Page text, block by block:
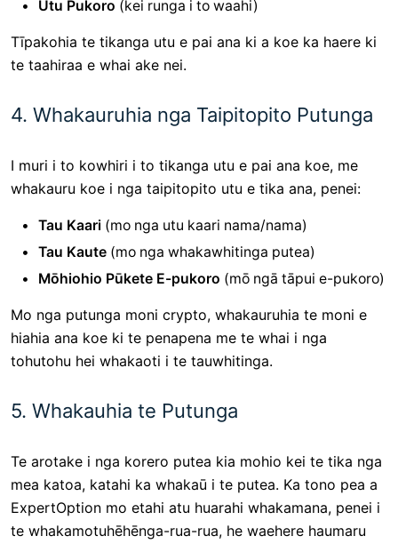
Utu Pukoro (kei runga i to waahi)
Tīpakohia te tikanga utu e pai ana ki a koe ka haere ki
te taahiraa e whai ake nei.
4. Whakauruhia nga Taipitopito Putunga
I muri i to kowhiri i to tikanga utu e pai ana koe, me
whakauru koe i nga taipitopito utu e tika ana, penei:
Tau Kaari (mo nga utu kaari nama/nama)
Tau Kaute (mo nga whakawhitinga putea)
Mōhiohio Pūkete E-pukoro (mō ngā tāpui e-pukoro)
Mo nga putunga moni crypto, whakauruhia te moni e
hiahia ana koe ki te penapena me te whai i nga
tohutohu hei whakaoti i te tauwhitinga.
5. Whakauhia te Putunga
Te arotake i nga korero putea kia mohio kei te tika nga
mea katoa, katahi ka whakaū i te putea. Ka tono pea a
ExpertOption mo etahi atu huarahi whakamana, penei i
te whakamotuhēhēnga-rua-rua, he waehere haumaru